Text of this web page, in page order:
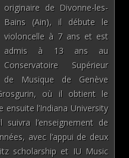
originaire de Divonne-les-
Bains (Ain), il débute le
violoncelle à 7 ans et est
admis à 13 ans au
Conservatoire Supérieur
de Musique de Genève
où il obtient le
l’Indiana University
l’enseignement de
avec l’appui de deux
scholarship et IU Music